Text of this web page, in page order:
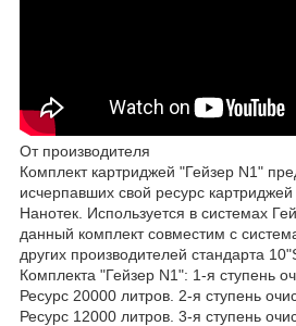
От производителя
Комплект картриджей "Гейзер N1"
исчерпавших свой ресурс
Нанотек. Используется в системах
данный комплект совместим с
других производителей стандарта
Комплекта "Гейзер N1": 1-я ступень
Ресурс 20000 литров. 2-я ступень
Ресурс 12000 литров. 3-я ступень